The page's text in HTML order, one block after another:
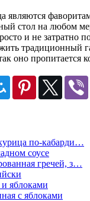
являются
стол на любом
и не затратно
традиционный
оно пропитается
по-кабарди…
соусе
гречей, з…
яблоками
с яблоками